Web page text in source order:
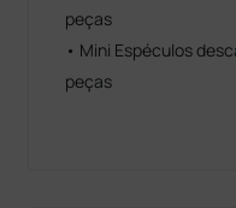
peças
• Mini Espéculos
peças